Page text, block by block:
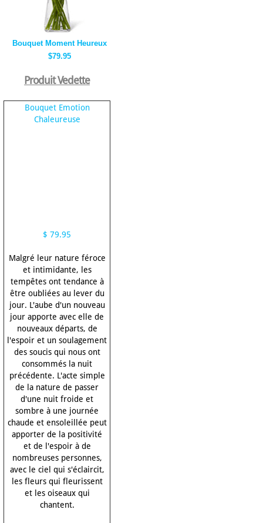
Bouquet Moment Heureux
$79.95
Produit Vedette
Bouquet Emotion
Chaleureuse
$ 79.95
Malgré leur nature féroce
et intimidante, les
tempêtes ont tendance à
être oubliées au lever du
jour. L'aube d'un nouveau
jour apporte avec elle de
nouveaux départs, de
l'espoir et un soulagement
des soucis qui nous ont
consommés la nuit
précédente. L'acte simple
de la nature de passer
d'une nuit froide et
sombre à une journée
chaude et ensoleillée peut
apporter de la positivité
et de l'espoir à de
nombreuses personnes,
avec le ciel qui s'éclaircit,
les fleurs qui fleurissent
et les oiseaux qui
chantent.